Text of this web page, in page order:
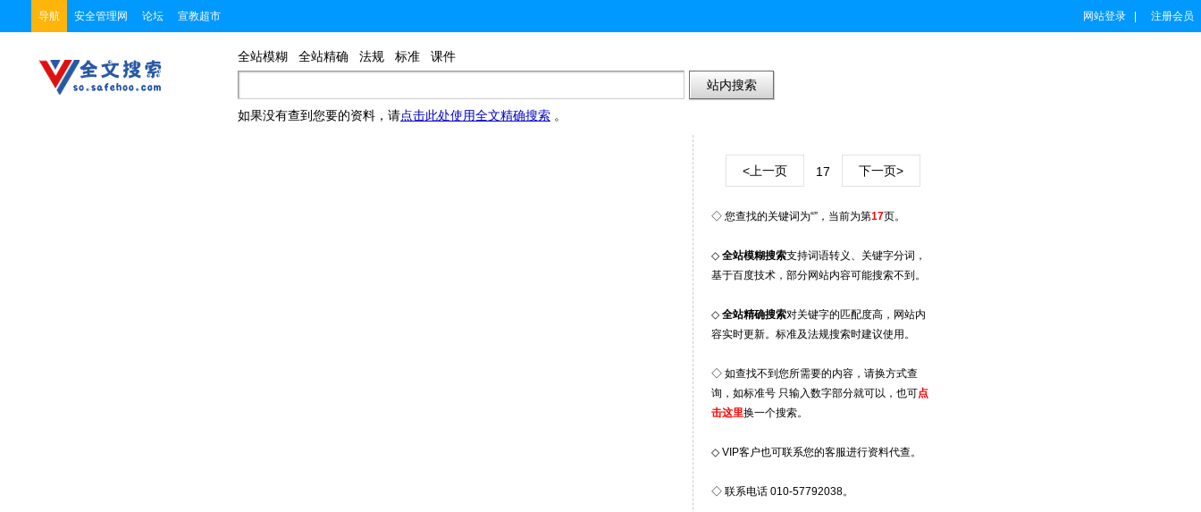
导航 安全管理网 论坛 宣教超市 网站登录 | 注册会员
全站模糊 全站精确 法规 标准 课件
如果没有查到您要的资料，请点击此处使用全文精确搜索 。
<上一页 17 下一页>
◇ 您查找的关键词为“”，当前为第17页。
◇ 全站模糊搜索支持词语转义、关键字分词，
基于百度技术，部分网站内容可能搜索不到。
◇ 全站精确搜索对关键字的匹配度高，网站内
容实时更新。标准及法规搜索时建议使用。
◇ 如查找不到您所需要的内容，请换方式查
询，如标准号 只输入数字部分就可以，也可点
击这里换一个搜索。
◇ VIP客户也可联系您的客服进行资料代查。
◇ 联系电话 010-57792038。